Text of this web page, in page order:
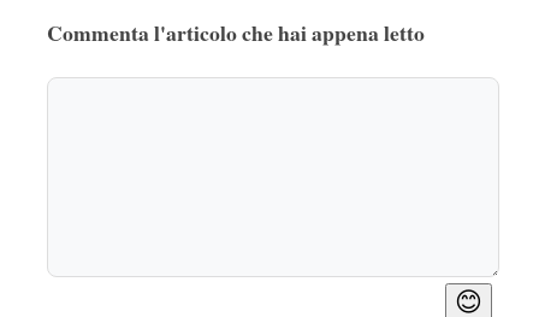
Commenta l'articolo che hai appena letto
😊